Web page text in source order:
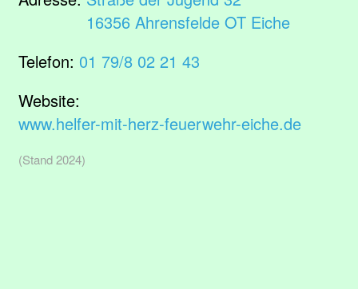
16356 Ahrensfelde OT Eiche
Telefon: 01 79/8 02 21 43
Website:
www.helfer-mit-herz-feuerwehr-eiche.de
(Stand 2024)